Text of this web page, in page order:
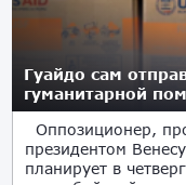
Гуайдо сам
гуманитарной
Оппозиционер,
президентом
планирует в